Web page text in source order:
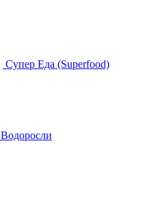
Супер Еда (Superfood)
Водоросли